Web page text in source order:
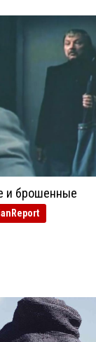
и брошенные